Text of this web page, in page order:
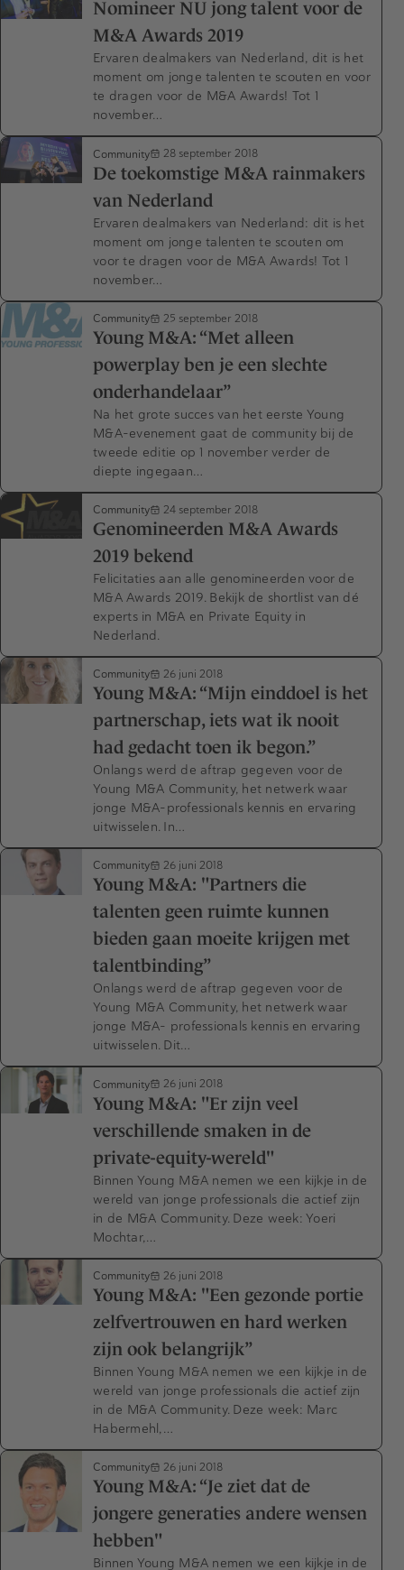
Nomineer NU jong talent voor de
M&A Awards 2019
Ervaren dealmakers van Nederland, dit is het
moment om jonge talenten te scouten en voor
te dragen voor de M&A Awards! Tot 1
november…
Community 28 september 2018
De toekomstige M&A rainmakers
van Nederland
Ervaren dealmakers van Nederland: dit is het
moment om jonge talenten te scouten om
voor te dragen voor de M&A Awards! Tot 1
november…
Community 25 september 2018
Young M&A: “Met alleen
powerplay ben je een slechte
onderhandelaar”
Na het grote succes van het eerste Young
M&A-evenement gaat de community bij de
tweede editie op 1 november verder de
diepte ingegaan…
Community 24 september 2018
Genomineerden M&A Awards
2019 bekend
Felicitaties aan alle genomineerden voor de
M&A Awards 2019. Bekijk de shortlist van dé
experts in M&A en Private Equity in
Nederland.
Community 26 juni 2018
Young M&A: “Mijn einddoel is het
partnerschap, iets wat ik nooit
had gedacht toen ik begon.”
Onlangs werd de aftrap gegeven voor de
Young M&A Community, het netwerk waar
jonge M&A-professionals kennis en ervaring
uitwisselen. In…
Community 26 juni 2018
Young M&A: "Partners die
talenten geen ruimte kunnen
bieden gaan moeite krijgen met
talentbinding”
Onlangs werd de aftrap gegeven voor de
Young M&A Community, het netwerk waar
jonge M&A- professionals kennis en ervaring
uitwisselen. Dit…
Community 26 juni 2018
Young M&A: "Er zijn veel
verschillende smaken in de
private-equity-wereld"
Binnen Young M&A nemen we een kijkje in de
wereld van jonge professionals die actief zijn
in de M&A Community. Deze week: Yoeri
Mochtar,…
Community 26 juni 2018
Young M&A: "Een gezonde portie
zelfvertrouwen en hard werken
zijn ook belangrijk”
Binnen Young M&A nemen we een kijkje in de
wereld van jonge professionals die actief zijn
in de M&A Community. Deze week: Marc
Habermehl,…
Community 26 juni 2018
Young M&A: “Je ziet dat de
jongere generaties andere wensen
hebben"
Binnen Young M&A nemen we een kijkje in de